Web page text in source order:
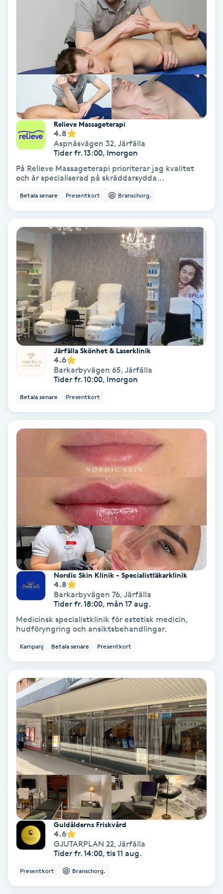
Ansiktsbehandling djuprengörande
Balayage
Bambumassage
Barber
Bottenfärg
Brynformning
Brynfärgning
Brynplockning
Bröllopsuppsättning
Celluliter
Color correction
Dermapen
Diamantslipning
Enzympeeling
Extensions
Eyeliner-tatuering
Face framing
Faceliftmassage
Fet hårbotten
Fettreducering
Fibromassage
Relieve Massageterapi
4.8
Aspnäsvägen 32, Järfälla
Tider fr. 13:00, Imorgon
På Relieve Massageterapi prioriterar jag kvalitet
och är specialiserad på skräddarsydda...
Betala senare Presentkort Branschorg.
Järfälla Skönhet & Laserklinik
4.6
Barkarbyvägen 65, Järfälla
Tider fr. 10:00, Imorgon
Betala senare Presentkort
Nordic Skin Klinik - Specialistläkarklinik
4.8
Barkarbyvägen 76, Järfälla
Tider fr. 18:00, mån 17 aug.
Medicinsk specialistklinik för estetisk medicin,
hudföryngring och ansiktsbehandlingar.
Kampanj Betala senare Presentkort
Guldålderns Friskvård
4.6
GJUTARPLAN 22, Järfälla
Tider fr. 14:00, tis 11 aug.
Presentkort Branschorg.